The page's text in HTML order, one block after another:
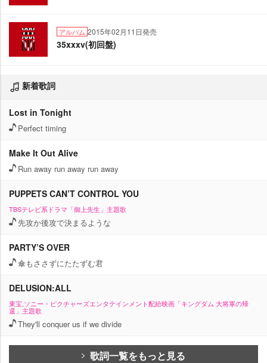
アルバム 2015年02月11日発売
35xxxv(初回盤)
新着歌詞
Lost in Tonight
Perfect timing
Make It Out Alive
Run away run away run away
PUPPETS CAN’T CONTROL YOU
TBSテレビ系ドラマ「御上先生」主題歌
先攻か後攻で決まるような
PARTY’S OVER
傘もささずにたたずむ君
DELUSION:ALL
東宝,ソニー・ピクチャーズエンタテインメント配給映画「キングダム 大将軍の帰
還」主題歌
They'll conquer us if we divide
歌詞一覧をもっと見る